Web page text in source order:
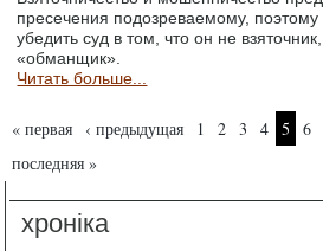
пресечения подозреваемому,
убедить суд в том, что он не
«обманщик».
Читать больше...
Страницы
« первая ‹ предыдущая 1 2 3 4 5 6
последняя »
хроніка